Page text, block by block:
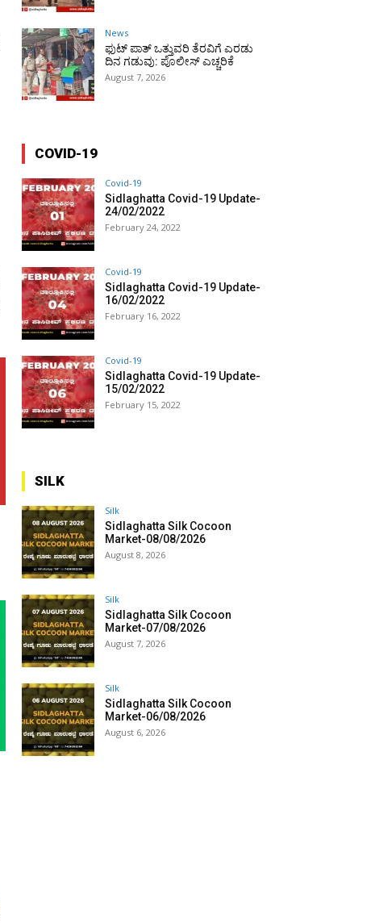
News
ಫುಟ್‌ ಪಾತ್ ಒತ್ತುವರಿ ತೆರವಿಗೆ ಎರಡು
ದಿನ ಗಡುವು: ಪೊಲೀಸ್ ಎಚ್ಚರಿಕೆ
August 7, 2026
COVID-19
Covid-19
Sidlaghatta Covid-19 Update-
24/02/2022
February 24, 2022
Covid-19
Sidlaghatta Covid-19 Update-
16/02/2022
February 16, 2022
Covid-19
Sidlaghatta Covid-19 Update-
15/02/2022
February 15, 2022
SILK
Silk
Sidlaghatta Silk Cocoon
Market-08/08/2026
August 8, 2026
Silk
Sidlaghatta Silk Cocoon
Market-07/08/2026
August 7, 2026
Silk
Sidlaghatta Silk Cocoon
Market-06/08/2026
August 6, 2026